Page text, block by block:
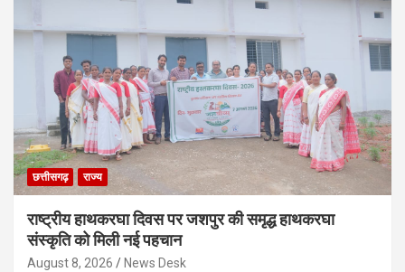
छत्तीसगढ़ राज्य
राष्ट्रीय हाथकरघा दिवस पर जशपुर की समृद्ध हाथकरघा
संस्कृति को मिली नई पहचान
August 8, 2026 News Desk